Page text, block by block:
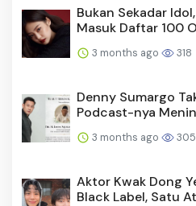
Bukan Sekadar
Masuk Daftar 100
3 months ago 318
Denny Sumargo
Podcast-nya
3 months ago 305
Aktor Kwak Dong
Black Label, Satu